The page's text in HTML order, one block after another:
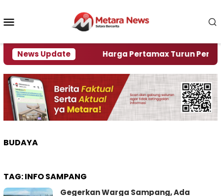
konten
News Update
Krisi Air Harga Pertamax Turun Per Hari
BUDAYA
TAG:INFO SAMPANG
Gegerkan Warga Sampang, Ada